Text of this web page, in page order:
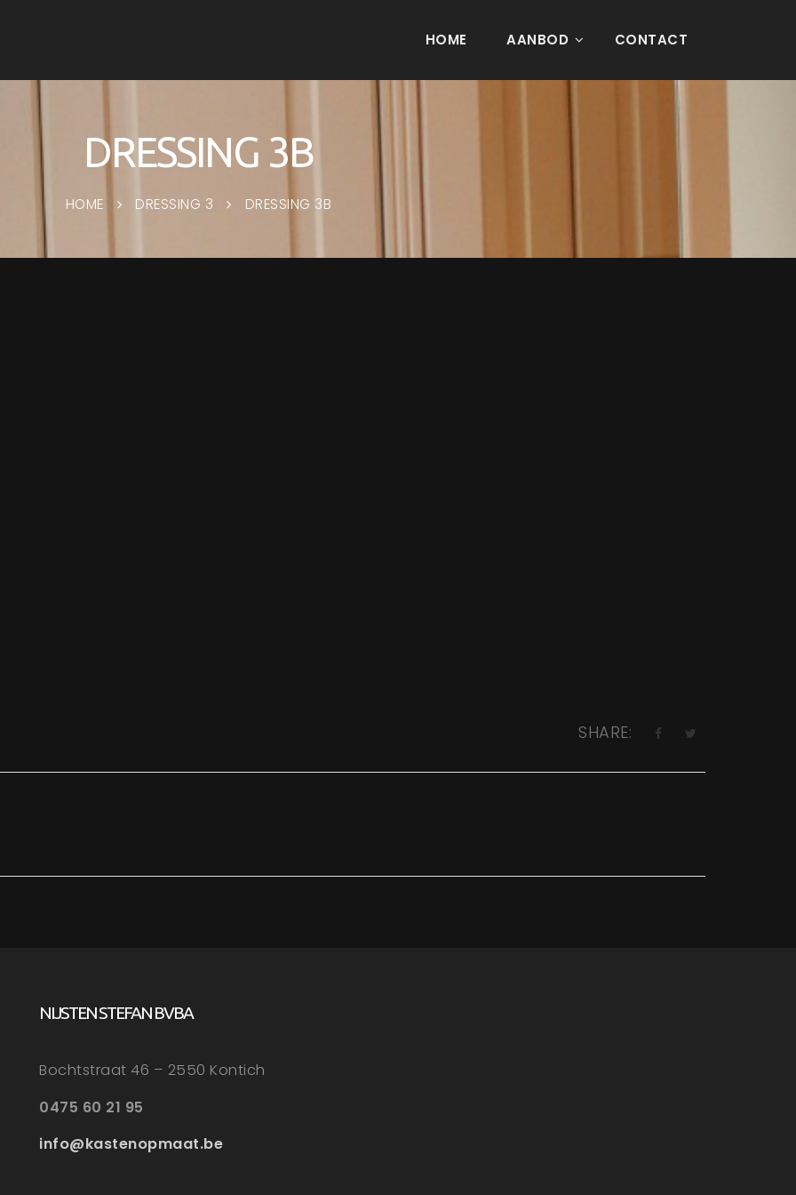
HOME AANBOD CONTACT
DRESSING 3B
HOME DRESSING 3 DRESSING 3B
SHARE:
NIJSTEN STEFAN BVBA
Bochtstraat 46 – 2550 Kontich
0475 60 21 95
info@kastenopmaat.be